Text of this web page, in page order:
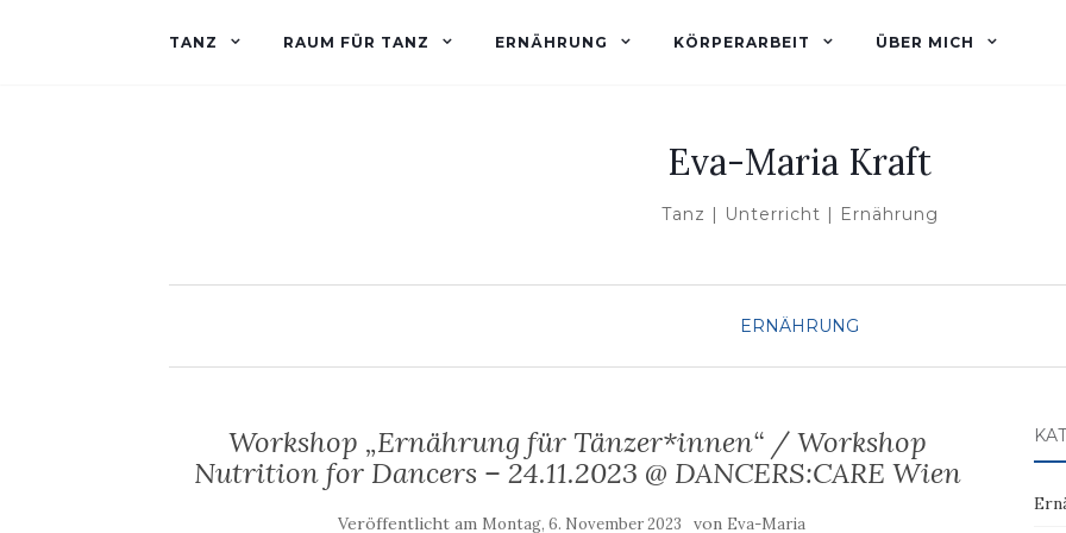
TANZ RAUM FÜR TANZ ERNÄHRUNG KÖRPERARBEIT ÜBER MICH
Eva-Maria Kraft
Tanz | Unterricht | Ernährung
ERNÄHRUNG
Workshop „Ernährung für Tänzer*innen“ / Workshop
Nutrition for Dancers – 24.11.2023 @ DANCERS:CARE Wien
Veröffentlicht am Montag, 6. November 2023 von Eva-Maria